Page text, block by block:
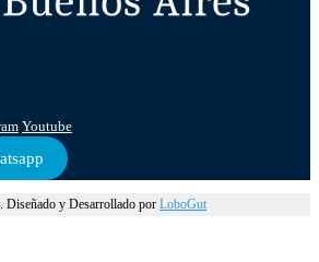
Youtube
Diseñado y Desarrollado por LoboGut